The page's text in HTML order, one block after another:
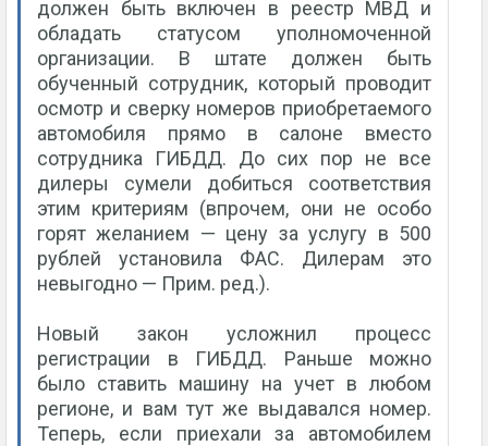
должен быть включен в реестр МВД и
обладать статусом уполномоченной
организации. В штате должен быть
обученный сотрудник, который проводит
осмотр и сверку номеров приобретаемого
автомобиля прямо в салоне вместо
сотрудника ГИБДД. До сих пор не все
дилеры сумели добиться соответствия
этим критериям (впрочем, они не особо
горят желанием — цену за услугу в 500
рублей установила ФАС. Дилерам это
невыгодно — Прим. ред.).
Новый закон усложнил процесс
регистрации в ГИБДД. Раньше можно
было ставить машину на учет в любом
регионе, и вам тут же выдавался номер.
Теперь, если приехали за автомобилем